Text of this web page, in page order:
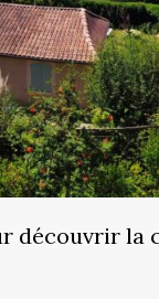
découvrir la